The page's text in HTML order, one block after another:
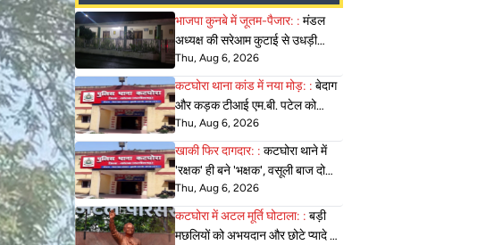
भाजपा कुनबे में जूतम-पैजार: : मंडल
अध्यक्ष की सरेआम कुटाई से उधड़ी
अनुशासन की सिलाई, घोटालों की खुली
पोल!
Thu, Aug 6, 2026
कटघोरा थाना कांड में नया मोड़: : बेदाग
और कड़क टीआई एम.बी. पटेल को
फंसाने की साजिश? 'सुपर कॉप' की छवि
धूमिल करने का रचा गया चक्रव्यूह!
Thu, Aug 6, 2026
खाकी फिर दागदार: : कटघोरा थाने में
'रक्षक' ही बने 'भक्षक', वसूली बाज दो
आरक्षकों पर एसपी की गिरी गाज, किए गए
सस्पेंड!
Thu, Aug 6, 2026
कटघोरा में अटल मूर्ति घोटाला: : बड़ी
मछलियों को अभयदान और छोटे प्यादे की